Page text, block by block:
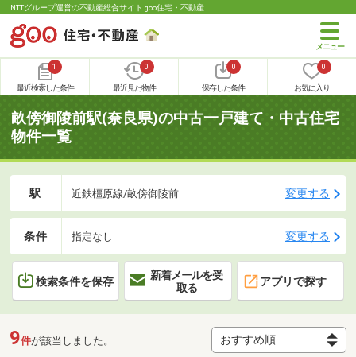
NTTグループ運営の不動産総合サイト goo住宅・不動産
1
最近検索した条件
0
最近見た物件
0
保存した条件
0
お気に入り
畝傍御陵前駅(奈良県)の中古一戸建て・中古住宅
物件一覧
駅 近鉄橿原線/畝傍御陵前 変更する
条件 指定なし 変更する
検索条件を保存
新着メールを受
取る
アプリで探す
9件が該当しました。